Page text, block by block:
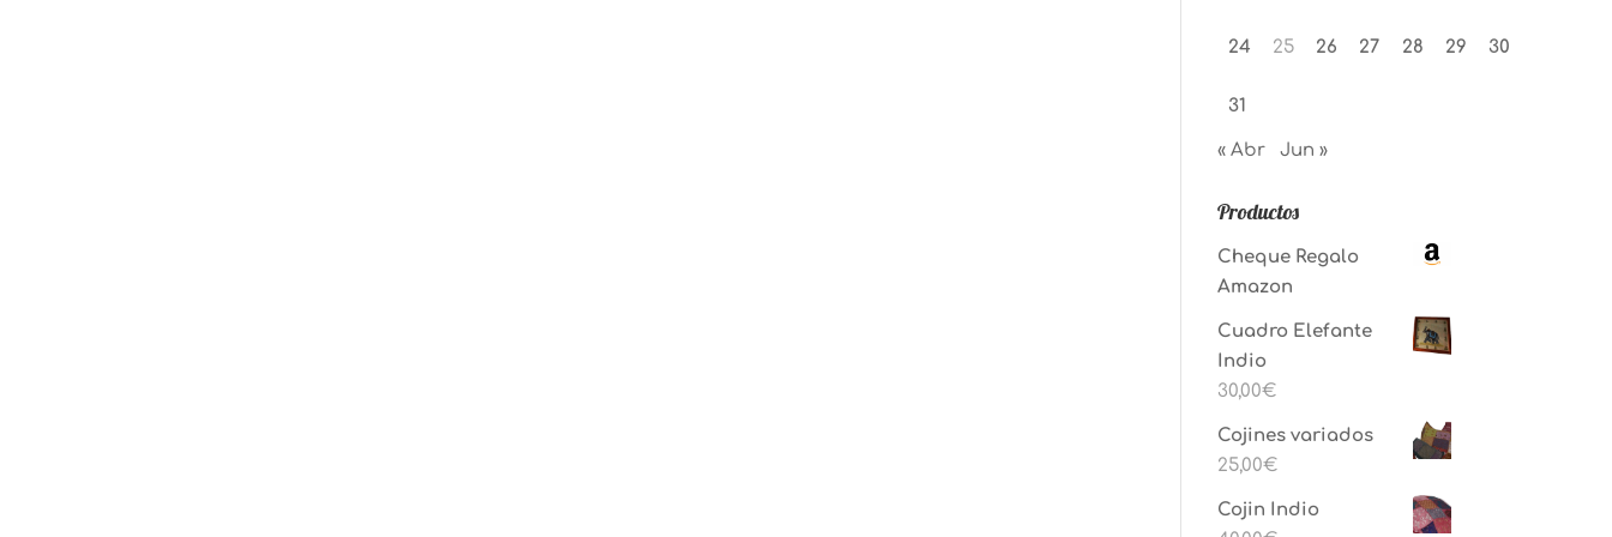
24 25 26 27 28 29 30
31
« Abr Jun »
Productos
Cheque Regalo
Amazon
Cuadro Elefante
Indio
30,00€
Cojines variados
25,00€
Cojin Indio